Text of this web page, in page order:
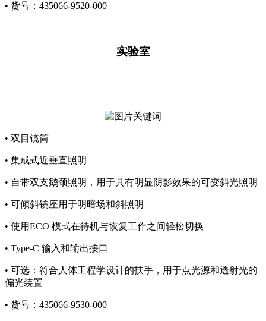
• 货号：435066-9520-000
实验室
• 双目镜筒
• 集成式近垂直照明
• 自带双支鹅颈照明，用于具有明显阴影效果的可变斜光照明
• 可倾斜镜座用于明暗场和斜照明
• 使用ECO 模式在待机与恢复工作之间轻松切换
• Type-C 输入和输出接口
• 可选：符合人体工程学设计的扶手，用于点光源和透射光的
偏光装置
• 货号：435066-9530-000